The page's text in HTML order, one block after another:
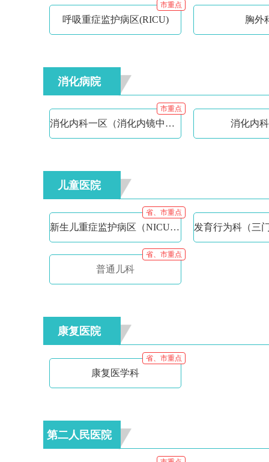
呼吸重症监护病区(RICU)
市重点
胸外
消化病院
消化内科一区（消化内镜中心）
市重点
消化内
儿童医院
新生儿重症监护病区（NICU）/儿童重症监护病区（PICU）
省、市重点
普通儿科
省、市重点
康复医院
康复医学科
省、市重点
第二人民医院